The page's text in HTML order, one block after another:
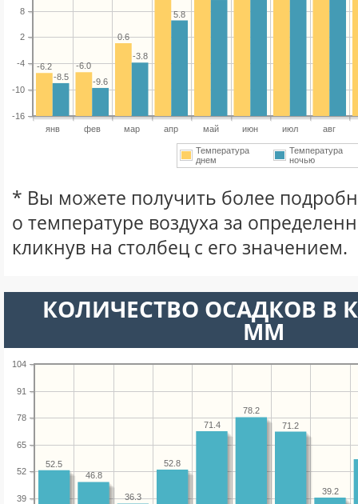
янв фев мар апр май июн июл авг
-16
-10
-4
2
8
0.6
-6.0
-6.2
5.8
-3.8
-9.6
-8.5
Температура
днем
Температура
ночью
* Вы можете получить более
о температуре воздуха за
кликнув на столбец с его значением.
КОЛИЧЕСТВО ОСАДКОВ В
ММ
39
52
65
78
91
104
39.2
71.2
78.2
71.4
52.8
36.3
46.8
52.5